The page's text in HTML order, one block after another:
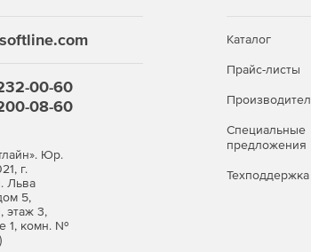
мониторинга и усиления внутренней
подходит бизнесу, который постепенно
точек и хочет сохранить централизованное
Windows,
Android и
+
запуска
на
00-60
08-60
Юр.
г.
Льва
5,
этаж 3,
1, комн. №
Каталог
Прайс-листы
Специальные
предложения
Техподдержка